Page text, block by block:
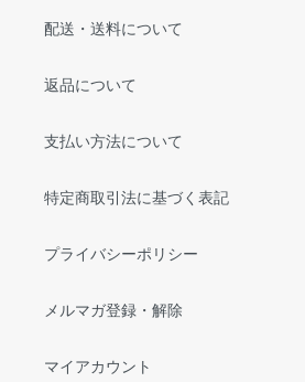
配送・送料について
返品について
支払い方法について
特定商取引法に基づく表記
プライバシーポリシー
メルマガ登録・解除
マイアカウント